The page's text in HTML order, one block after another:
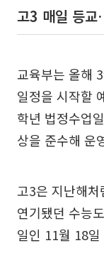
고3 매일 등
교육부는 올해
일정을 시작할
학년 법정수업
상을 준수해 운
고3은 지난해
연기됐던 수능
일인 11월 18